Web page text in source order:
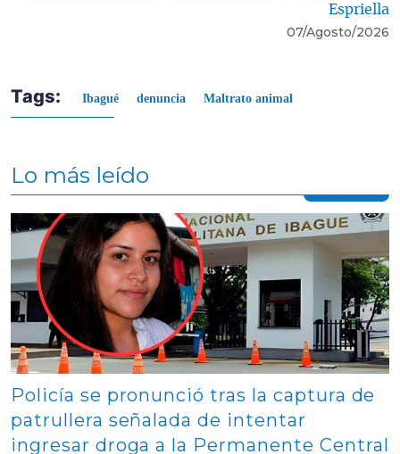
Espriella
07/Agosto/2026
Tags: Ibagué denuncia Maltrato animal
Lo más leído
Contenido multimedia principal
Policía se pronunció tras la captura de
patrullera señalada de intentar
ingresar droga a la Permanente Central